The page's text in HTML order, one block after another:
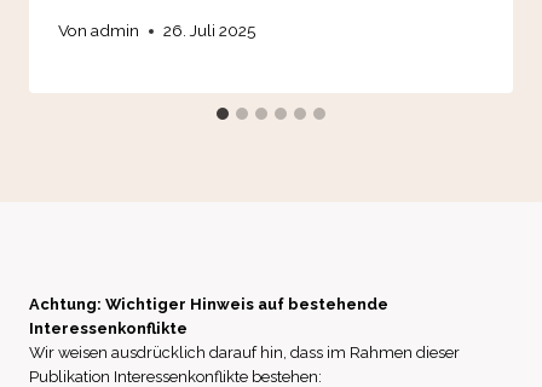
Von admin 26. Juli 2025
Achtung: Wichtiger Hinweis auf bestehende
Interessenkonflikte
Wir weisen ausdrücklich darauf hin, dass im Rahmen dieser
Publikation Interessenkonflikte bestehen: